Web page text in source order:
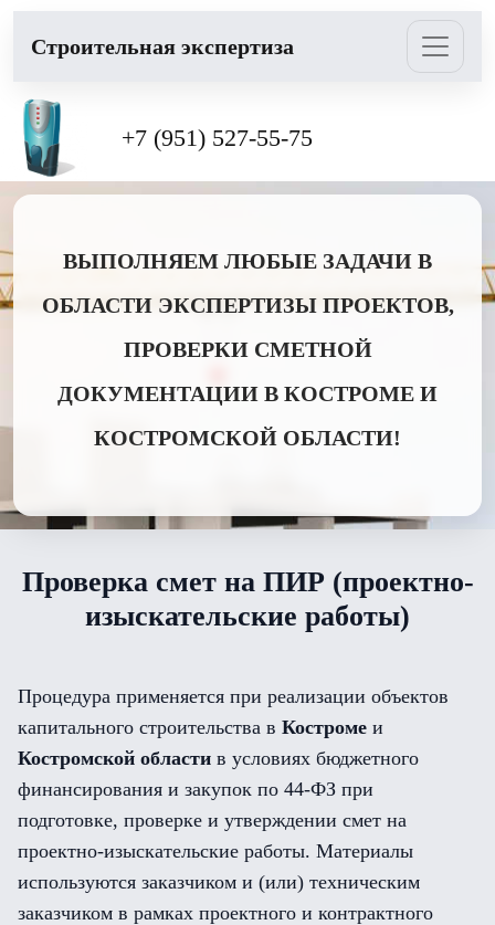
Cтроительная экспертиза
+7 (951) 527-55-75
ВЫПОЛНЯЕМ ЛЮБЫЕ ЗАДАЧИ В
ОБЛАСТИ ЭКСПЕРТИЗЫ ПРОЕКТОВ,
ПРОВЕРКИ СМЕТНОЙ
ДОКУМЕНТАЦИИ В КОСТРОМЕ И
КОСТРОМСКОЙ ОБЛАСТИ!
Проверка смет на ПИР (проектно-
изыскательские работы)
Процедура применяется при реализации объектов
капитального строительства в Костроме и
Костромской области в условиях бюджетного
финансирования и закупок по 44-ФЗ при
подготовке, проверке и утверждении смет на
проектно-изыскательские работы. Материалы
используются заказчиком и (или) техническим
заказчиком в рамках проектного и контрактного